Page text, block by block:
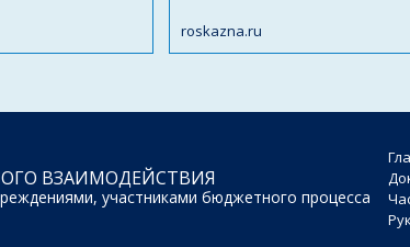
roskazna.ru
ВЗАИМОДЕЙСТВИЯ
участниками бюджетного процесса